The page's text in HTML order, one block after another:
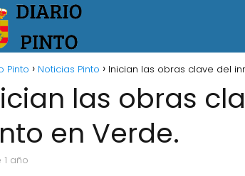
Pinto Noticias Pinto Inician las obras clave del
las obras
en Verde.
1 año